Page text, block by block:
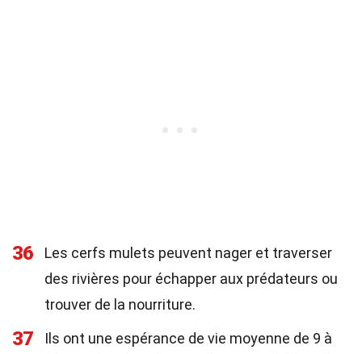
36
Les cerfs mulets peuvent nager et traverser
des rivières pour échapper aux prédateurs ou
trouver de la nourriture.
37
Ils ont une espérance de vie moyenne de 9 à